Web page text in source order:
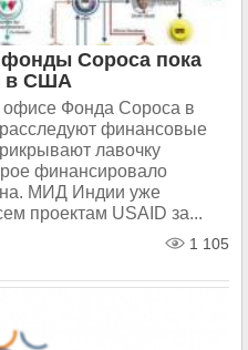
Сороса пока
в США
офисе Фонда Сороса в
финансовые
лавочку
финансировало
МИД Индии уже
проектам USAID за...
1 105